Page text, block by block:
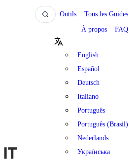
Outils Tous les Guides
À propos FAQ
English
Español
Deutsch
Italiano
Português
Português (Brasil)
Nederlands
Українська